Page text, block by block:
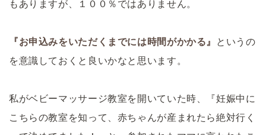
もありますが、１００％ではありません。
『お申込みをいただくまでには時間がかかる』
というの
を意識しておくと良いかなと思います。
私がベビーマッサージ教室を開いていた時、『妊娠中に
こちらの教室を知って、赤ちゃんが産まれたら絶対行く